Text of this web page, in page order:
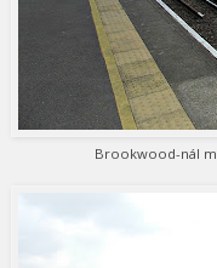
Brookwood-nál